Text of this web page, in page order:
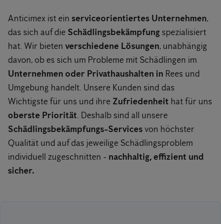
Anticimex ist ein serviceorientiertes Unternehmen,
das sich auf die Schädlingsbekämpfung spezialisiert
hat. Wir bieten verschiedene Lösungen, unabhängig
davon, ob es sich um Probleme mit Schädlingen im
Unternehmen oder Privathaushalten in Rees und
Umgebung handelt. Unsere Kunden sind das
Wichtigste für uns und ihre Zufriedenheit hat für uns
oberste Priorität. Deshalb sind all unsere
Schädlingsbekämpfungs-Servicesvon höchster
Qualität und auf das jeweilige Schädlingsproblem
individuell zugeschnitten - nachhaltig, effizient und
sicher.